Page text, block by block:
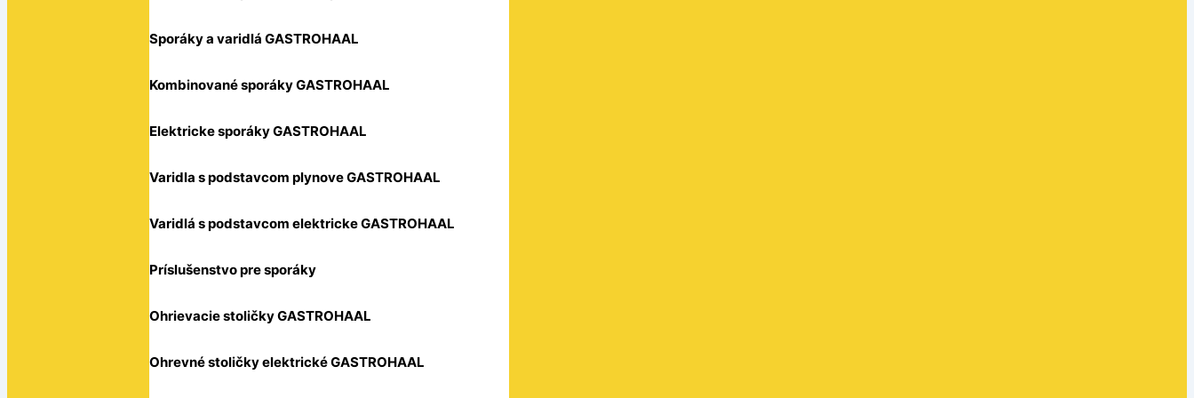
Sporáky a varidlá GASTROHAAL
Kombinované sporáky GASTROHAAL
Elektricke sporáky GASTROHAAL
Varidla s podstavcom plynove GASTROHAAL
Varidlá s podstavcom elektricke GASTROHAAL
Príslušenstvo pre sporáky
Ohrievacie stoličky GASTROHAAL
Ohrevné stoličky elektrické GASTROHAAL